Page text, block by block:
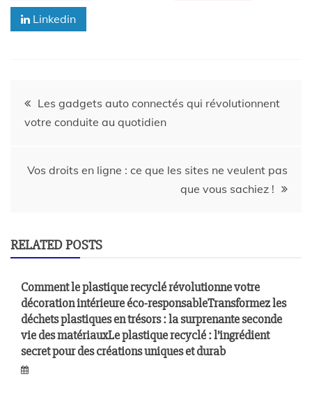
Linkedin
Les gadgets auto connectés qui révolutionnent
votre conduite au quotidien
Vos droits en ligne : ce que les sites ne veulent pas
que vous sachiez !
RELATED POSTS
Comment le plastique recyclé révolutionne votre
décoration intérieure éco-responsableTransformez les
déchets plastiques en trésors : la surprenante seconde
vie des matériauxLe plastique recyclé : l’ingrédient
secret pour des créations uniques et durab